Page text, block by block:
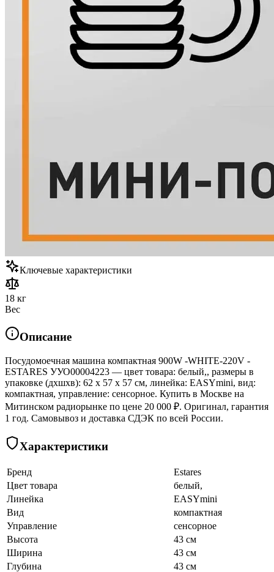
Ключевые характеристики
18 кг
Вес
Описание
Посудомоечная машина компактная 900W -WHITE-220V -
ESTARES УУО00004223 — цвет товара: белый,, размеры в
упаковке (дхшхв): 62 x 57 x 57 см, линейка: EASYmini, вид:
компактная, управление: сенсорное. Купить в Москве на
Митинском радиорынке по цене 20 000 ₽. Оригинал, гарантия
1 год. Самовывоз и доставка СДЭК по всей России.
Характеристики
Бренд
Estares
Цвет товара
белый,
Линейка
EASYmini
Вид
компактная
Управление
сенсорное
Высота
43 см
Ширина
43 см
Глубина
43 см